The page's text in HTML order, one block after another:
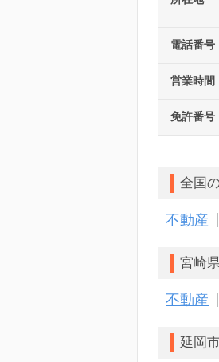
電話番号
営業時間
免許番号
全国
不動産
宮崎
不動産
延岡